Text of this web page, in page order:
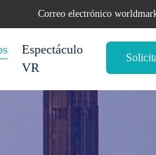
Correo electrónico
Espectáculo
VR